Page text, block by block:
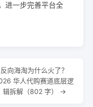
进一步完善平台全
反向海淘为什么火了？
华人代购赛道底层逻
辑拆解（802 字） →